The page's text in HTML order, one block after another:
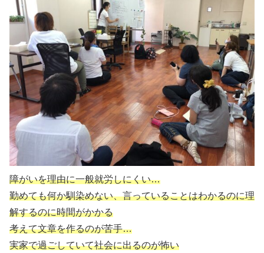
障がいを理由に一般就労しにくい…
勤めても何か馴染めない、言っていることはわかるのに理
解するのに時間がかかる
考えて文章を作るのが苦手…
実家で過ごしていて社会に出るのが怖い